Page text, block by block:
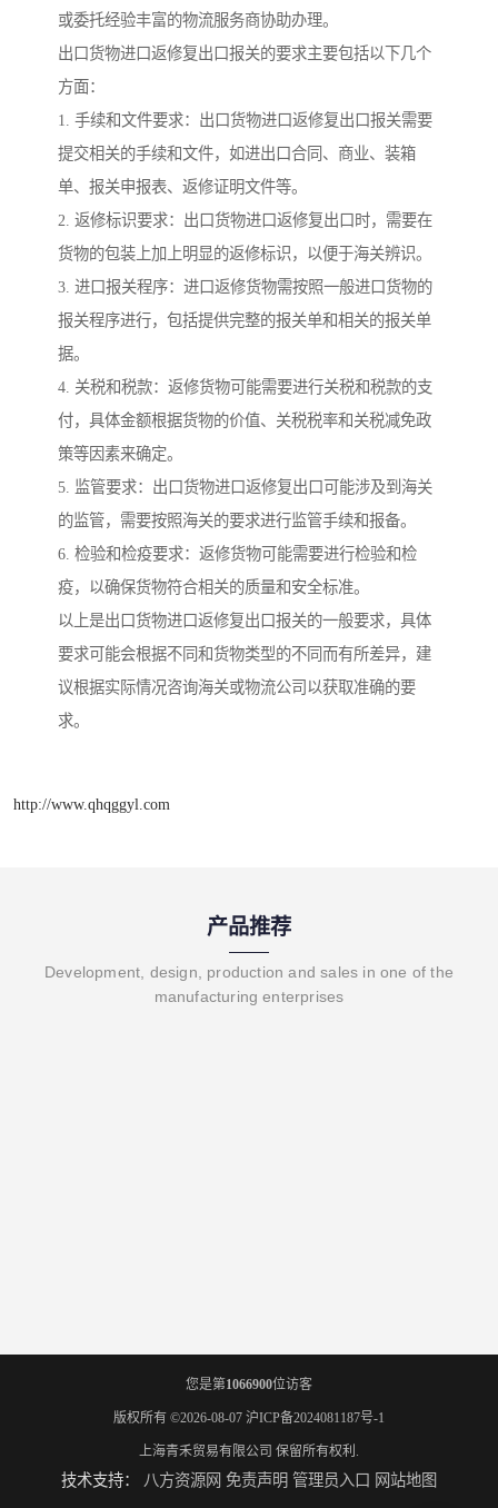
或委托经验丰富的物流服务商协助办理。
出口货物进口返修复出口报关的要求主要包括以下几个
方面：
1. 手续和文件要求：出口货物进口返修复出口报关需要
提交相关的手续和文件，如进出口合同、商业、装箱
单、报关申报表、返修证明文件等。
2. 返修标识要求：出口货物进口返修复出口时，需要在
货物的包装上加上明显的返修标识，以便于海关辨识。
3. 进口报关程序：进口返修货物需按照一般进口货物的
报关程序进行，包括提供完整的报关单和相关的报关单
据。
4. 关税和税款：返修货物可能需要进行关税和税款的支
付，具体金额根据货物的价值、关税税率和关税减免政
策等因素来确定。
5. 监管要求：出口货物进口返修复出口可能涉及到海关
的监管，需要按照海关的要求进行监管手续和报备。
6. 检验和检疫要求：返修货物可能需要进行检验和检
疫，以确保货物符合相关的质量和安全标准。
以上是出口货物进口返修复出口报关的一般要求，具体
要求可能会根据不同和货物类型的不同而有所差异，建
议根据实际情况咨询海关或物流公司以获取准确的要
求。
http://www.qhqggyl.com
产品推荐
Development, design, production and sales in one of the
manufacturing enterprises
您是第1066900位访客
版权所有 ©2026-08-07 沪ICP备2024081187号-1
上海青禾贸易有限公司 保留所有权利.
技术支持： 八方资源网 免责声明 管理员入口 网站地图